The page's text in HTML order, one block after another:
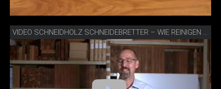
VIDEO SCHNEIDHOLZ SCHNEIDEBRETTER – WIE REINIGEN UND PFLEGEN?